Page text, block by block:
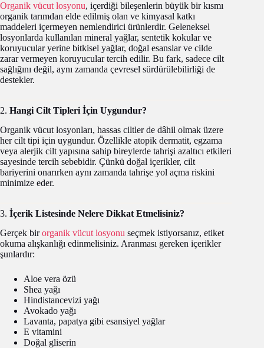
Organik vücut losyonu, içerdiği bileşenlerin büyük bir kısmı
organik tarımdan elde edilmiş olan ve kimyasal katkı
maddeleri içermeyen nemlendirici ürünlerdir. Geleneksel
losyonlarda kullanılan mineral yağlar, sentetik kokular ve
koruyucular yerine bitkisel yağlar, doğal esanslar ve cilde
zarar vermeyen koruyucular tercih edilir. Bu fark, sadece cilt
sağlığını değil, aynı zamanda çevresel sürdürülebilirliği de
destekler.
2. Hangi Cilt Tipleri İçin Uygundur?
Organik vücut losyonları, hassas ciltler de dâhil olmak üzere
her cilt tipi için uygundur. Özellikle atopik dermatit, egzama
veya alerjik cilt yapısına sahip bireylerde tahrişi azaltıcı etkileri
sayesinde tercih sebebidir. Çünkü doğal içerikler, cilt
bariyerini onarırken aynı zamanda tahrişe yol açma riskini
minimize eder.
3. İçerik Listesinde Nelere Dikkat Etmelisiniz?
Gerçek birorganik vücut losyonu seçmek istiyorsanız, etiket
okuma alışkanlığı edinmelisiniz. Aranması gereken içerikler
şunlardır:
Aloe vera özü
Shea yağı
Hindistancevizi yağı
Avokado yağı
Lavanta, papatya gibi esansiyel yağlar
E vitamini
Doğal gliserin